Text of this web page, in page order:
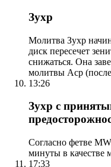
Зухр
Молитва Зухр
диск пересечет
снижаться. Она
молитвы Аср
13:26
Зухр с
Согласно фетве
минуты в качестве
17:33